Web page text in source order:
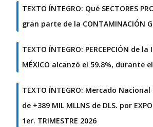
TEXTO ÍNTEGRO: Qué SECTORES
gran parte de la CONTAMINACIÓN
TEXTO ÍNTEGRO: PERCEPCIÓN de la
MÉXICO alcanzó el 59.8%, durante
TEXTO ÍNTEGRO: Mercado
de +389 MIL MLLNS de DLS. por
1er. TRIMESTRE 2026